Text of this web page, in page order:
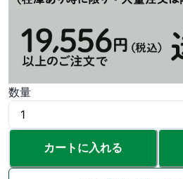
数量
カートに入れる